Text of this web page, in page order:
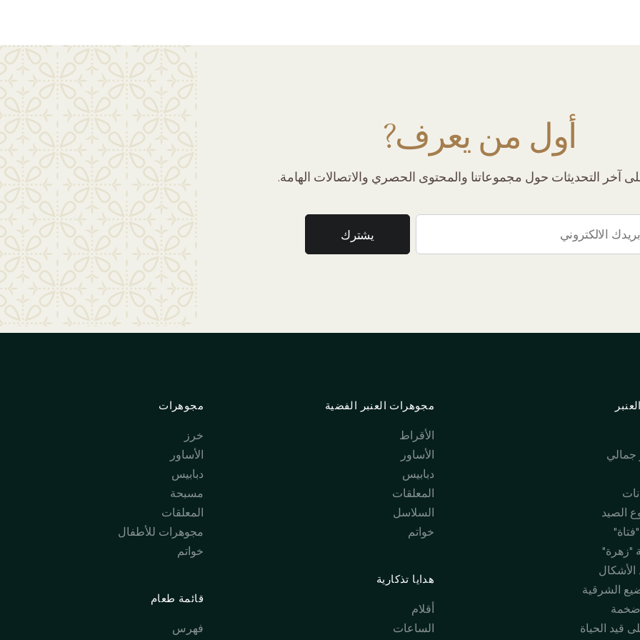
أول من يعرف?
آخر التحديثات حول مجموعاتنا والمحتوى الحصري والاتصالات الهامة.
الصيد
"زهرة"
الأشكال
الشرقية
قيد الحياة
مجوهرات العنبر الفضية
الأقراط
الأساور
دبابيس
المعلقات
السلاسل
خواتم
هدايا تذكارية
أقلام
الساعات
مجوهرات
خرز
الأساور
دبابيس
مسبحة
المعلقات
مجوهرات للأطفال
خواتم
قائمة طعام
فهرس